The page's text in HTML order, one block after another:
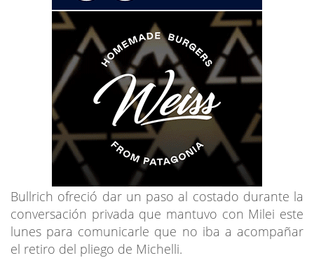
Bullrich ofreció dar un paso al costado durante la
conversación privada que mantuvo con Milei este
lunes para comunicarle que no iba a acompañar
el retiro del pliego de Michelli.